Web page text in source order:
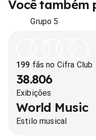
Você também
Grupo 5
199 fãs no Cifra Club
38.806
Exibições
World Music
Estilo musical